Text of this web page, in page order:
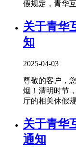
假规定，青华
关于青华
知
2025-04-03
尊敬的客户，
烟！清明时节
厅的相关休假
关于青华
通知